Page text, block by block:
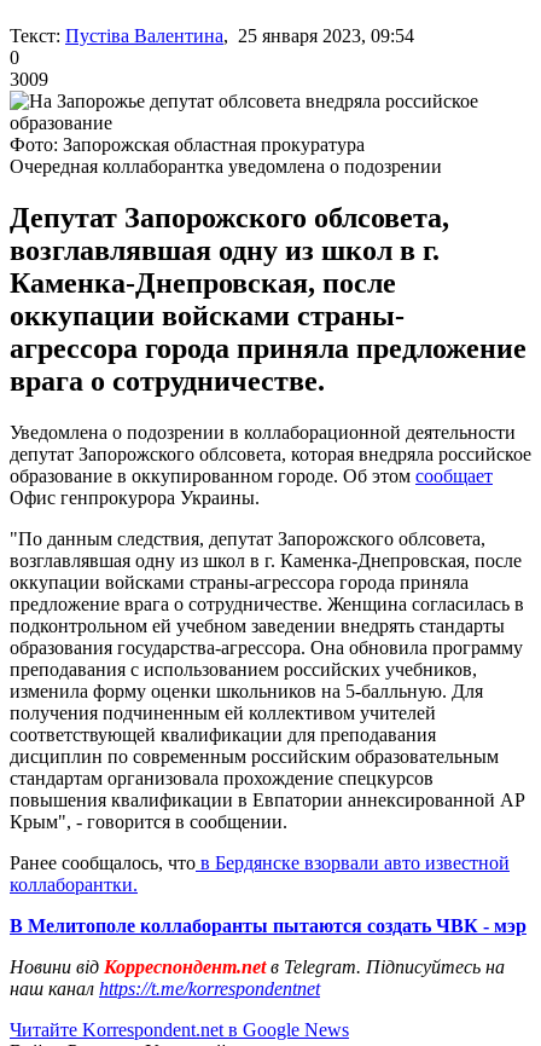
Текст: Пустіва Валентина, 25 января 2023, 09:54
0
3009
Фото: Запорожская областная прокуратура
Очередная коллаборантка уведомлена о подозрении
Депутат Запорожского облсовета,
возглавлявшая одну из школ в г.
Каменка-Днепровская, после
оккупации войсками страны-
агрессора города приняла предложение
врага о сотрудничестве.
Уведомлена о подозрении в коллаборационной деятельности
депутат Запорожского облсовета, которая внедряла российское
образование в оккупированном городе. Об этом сообщает
Офис генпрокурора Украины.
"По данным следствия, депутат Запорожского облсовета,
возглавлявшая одну из школ в г. Каменка-Днепровская, после
оккупации войсками страны-агрессора города приняла
предложение врага о сотрудничестве. Женщина согласилась в
подконтрольном ей учебном заведении внедрять стандарты
образования государства-агрессора. Она обновила программу
преподавания с использованием российских учебников,
изменила форму оценки школьников на 5-балльную. Для
получения подчиненным ей коллективом учителей
соответствующей квалификации для преподавания
дисциплин по современным российским образовательным
стандартам организовала прохождение спецкурсов
повышения квалификации в Евпатории аннексированной АР
Крым", - говорится в сообщении.
Ранее сообщалось, что в Бердянске взорвали авто известной
коллаборантки.
В Мелитополе коллаборанты пытаются создать ЧВК - мэр
Новини від Корреспондент.netв Telegram. Підписуйтесь на
наш канал https://t.me/korrespondentnet
Читайте Korrespondent.net в Google News